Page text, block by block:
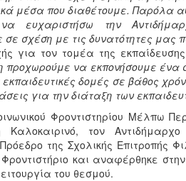
μέσα που διαθέτουμε. Παρόλα
την
σε σχέση με τις δυνατότητες μας
για τον τομέα της
προχωρούμε να εκπονήσουμε ένα
δομές σε βάθος
για την διάταξη των
Φροντιστηρίου Μέλπω
Καλοκαιρινό, τον
της Σχολικής Επιτροπής
και αναφέρθηκε
του θεσμού.